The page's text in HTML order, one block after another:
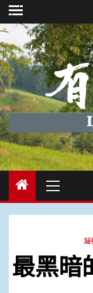
Skip
to
content
Menu
凝
最黑暗